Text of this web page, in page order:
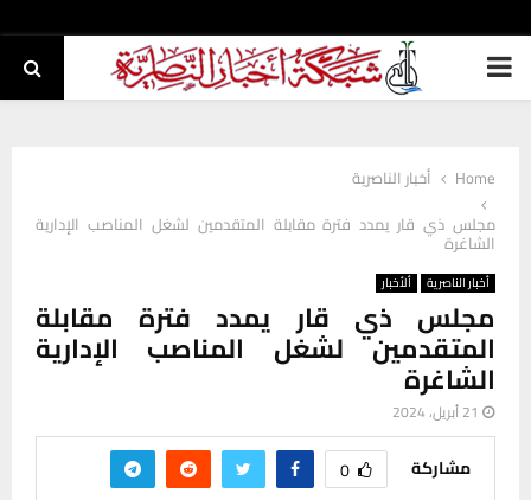
PRIMARY
Home
أخبار الناصرية
مجلس ذي قار يمدد فترة مقابلة المتقدمين لشغل المناصب الإدارية
الشاغرة
أخبار الناصرية ألأخبار
مجلس ذي قار يمدد فترة مقابلة
المتقدمين لشغل المناصب الإدارية
الشاغرة
21 أبريل، 2024
مشاركة 0